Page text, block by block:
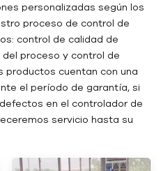
personalizadas según los
proceso de control de
control de calidad de
proceso y control de
productos cuentan con una
el período de garantía, si
en el controlador de
servicio hasta su